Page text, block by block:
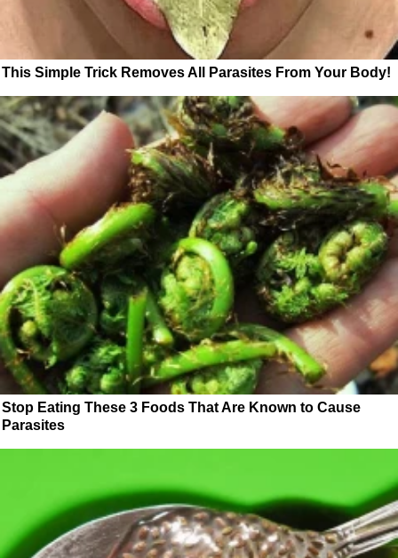
This Simple Trick Removes All Parasites From Your Body!
Stop Eating These 3 Foods That Are Known to Cause
Parasites